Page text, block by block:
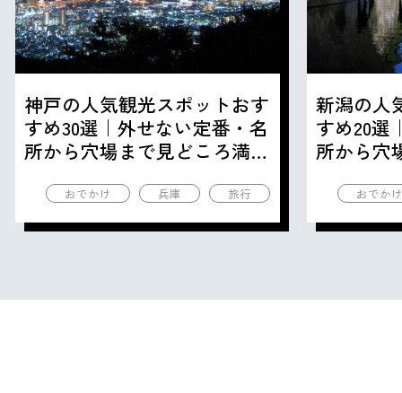
神戸の人気観光スポットおす
すめ30選｜外せない定番・名
所から穴場まで見どころ満載
おでかけ 兵庫 旅行
新潟の人
すめ20選
所から穴
おでか